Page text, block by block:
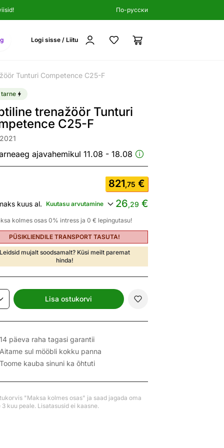
По-русски
Logi sisse / Liitu
Tunturi Competence C25-F
tarne
trenažöör Tunturi
C25-F
ajavahemikul 11.08 - 18.08
821,75 €
kuus al. Kuutasu arvutamine 26,29 €
kolmes osas 0% intress ja 0 € lepingutasu!
PÜSIKLIENDILE TRANSPORT TASUTA!
Leidsid mujalt soodsamalt? Küsi meilt paremat
hinda!
Lisa ostukorvi
14 päeva raha tagasi garantii
Aitame sul mööbli kokku panna
Toome kauba sinuni ka õhtuti
"Maksa kolmes osas" ja saad jagada oma
3 kuu peale. Lisatasusid ei kaasne.